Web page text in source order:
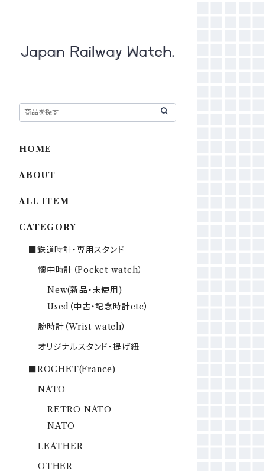
HOME
ABOUT
ALL ITEM
CATEGORY
■鉄道時計・専用スタンド
懐中時計（Pocket watch）
New(新品・未使用)
Used（中古・記念時計etc）
腕時計（Wrist watch）
オリジナルスタンド・提げ紐
■ROCHET(France)
NATO
RETRO NATO
NATO
LEATHER
OTHER